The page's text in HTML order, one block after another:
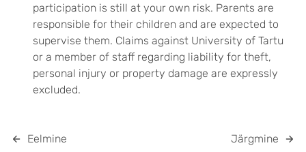
participation is still at your own risk. Parents are
responsible for their children and are expected to
supervise them. Claims against University of Tartu
or a member of staff regarding liability for theft,
personal injury or property damage are expressly
excluded.
Eelmine Järgmine